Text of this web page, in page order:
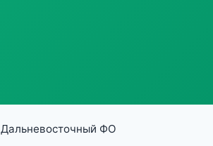
Дальневосточный ФО